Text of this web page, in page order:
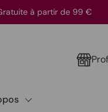
à partir de 99 €